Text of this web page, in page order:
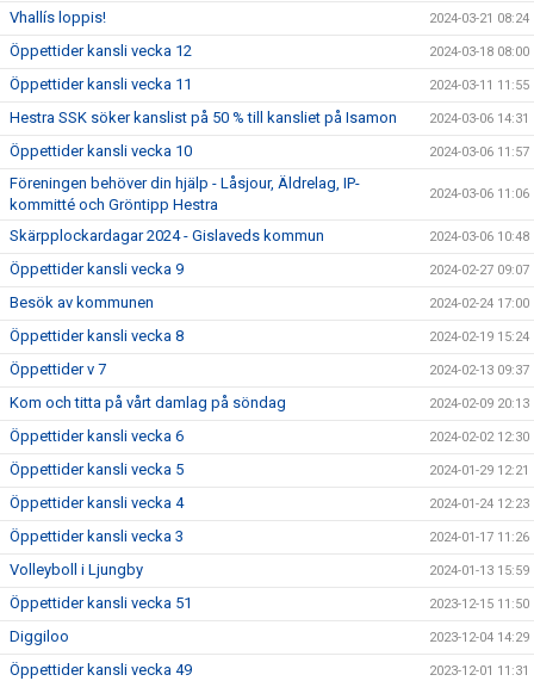
Vhallís loppis! 2024-03-21 08:24
Öppettider kansli vecka 12 2024-03-18 08:00
Öppettider kansli vecka 11 2024-03-11 11:55
Hestra SSK söker kanslist på 50 % till kansliet på Isamon 2024-03-06 14:31
Öppettider kansli vecka 10 2024-03-06 11:57
Föreningen behöver din hjälp - Låsjour, Äldrelag, IP-
kommitté och Gröntipp Hestra
2024-03-06 11:06
Skärpplockardagar 2024 - Gislaveds kommun 2024-03-06 10:48
Öppettider kansli vecka 9 2024-02-27 09:07
Besök av kommunen 2024-02-24 17:00
Öppettider kansli vecka 8 2024-02-19 15:24
Öppettider v 7 2024-02-13 09:37
Kom och titta på vårt damlag på söndag 2024-02-09 20:13
Öppettider kansli vecka 6 2024-02-02 12:30
Öppettider kansli vecka 5 2024-01-29 12:21
Öppettider kansli vecka 4 2024-01-24 12:23
Öppettider kansli vecka 3 2024-01-17 11:26
Volleyboll i Ljungby 2024-01-13 15:59
Öppettider kansli vecka 51 2023-12-15 11:50
Diggiloo 2023-12-04 14:29
Öppettider kansli vecka 49 2023-12-01 11:31